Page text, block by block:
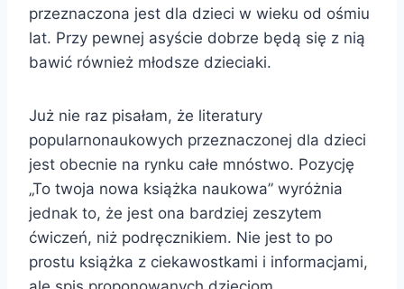
przeznaczona jest dla dzieci w wieku od ośmiu
lat. Przy pewnej asyście dobrze będą się z nią
bawić również młodsze dzieciaki.
Już nie raz pisałam, że literatury
popularnonaukowych przeznaczonej dla dzieci
jest obecnie na rynku całe mnóstwo. Pozycję
„To twoja nowa książka naukowa” wyróżnia
jednak to, że jest ona bardziej zeszytem
ćwiczeń, niż podręcznikiem. Nie jest to po
prostu książka z ciekawostkami i informacjami,